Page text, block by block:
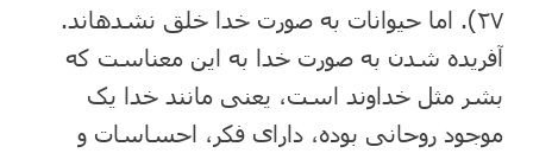
۲۷). اما حیوانات به صورت خدا خلق نشده⁯اند.
آفریده شدن به صورت خدا به این معناست که
بشر مثل خداوند است، یعنی مانند خدا یک
موجود روحانی بوده، دارای فکر، احساسات و